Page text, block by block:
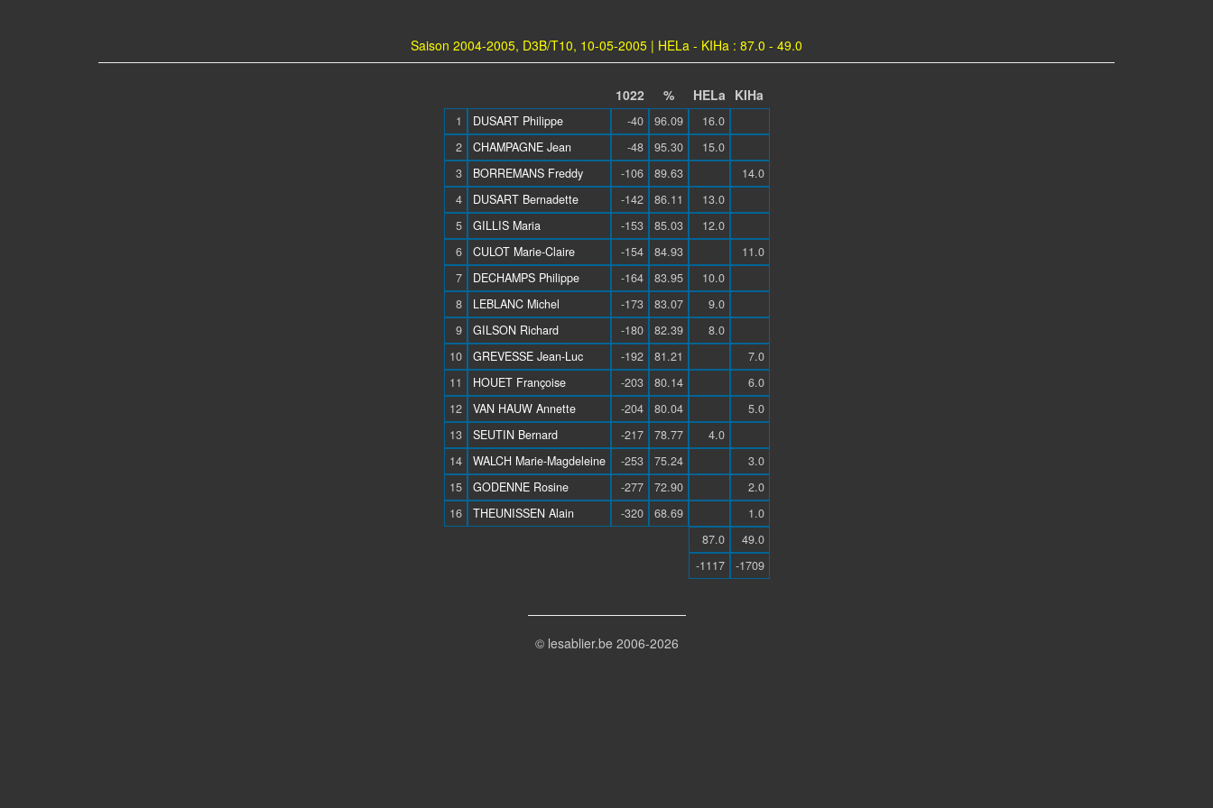
Saison 2004-2005, D3B/T10, 10-05-2005 | HELa - KIHa : 87.0 - 49.0
1022 % HELa KIHa
1 DUSART Philippe -40 96.09
16.0
2
CHAMPAGNE Jean -48 95.30
15.0
3
BORREMANS Freddy -106 89.63
14.0
4
DUSART Bernadette -142 86.11
13.0
5
GILLIS Maria -153 85.03
12.0
6
CULOT Marie-Claire -154 84.93
11.0
7
DECHAMPS Philippe -164 83.95
10.0
8
LEBLANC Michel -173 83.07
9.0
9
GILSON Richard -180 82.39
8.0
10
GREVESSE Jean-Luc -192 81.21
7.0
11
HOUET Françoise -203 80.14
6.0
12
VAN HAUW Annette -204 80.04
5.0
13
SEUTIN Bernard -217 78.77
4.0
14
WALCH Marie-Magdeleine -253 75.24
3.0
15
GODENNE Rosine -277 72.90
2.0
16
THEUNISSEN Alain -320 68.69
1.0
87.0
49.0
-1117
-1709
© lesablier.be 2006-2026